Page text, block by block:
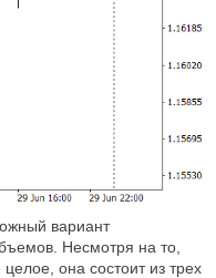
вариант
Несмотря на то,
она состоит из трех